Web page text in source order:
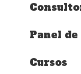
Panel
Cursos